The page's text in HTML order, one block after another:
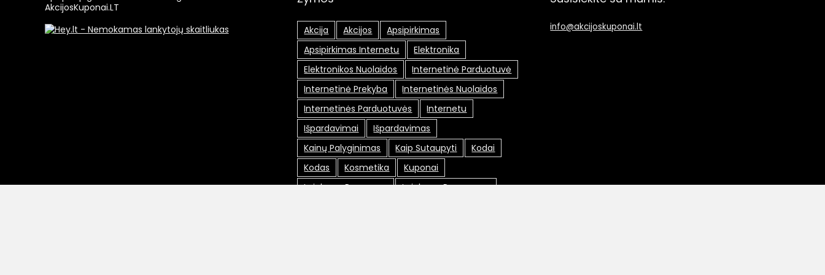
AkcijosKuponai.LT
Akcija Akcijos
Apsipirkimas
Apsipirkimas Internetu
Elektronika
Elektronikos Nuolaidos
Internetinė Parduotuvė
Internetinė Prekyba
Internetinės Nuolaidos
Internetinės Parduotuvės
Internetu
Išpardavimai
Išpardavimas
Kainų Palyginimas
Kaip Sutaupyti
Kodai
Kodas
Kosmetika
Kuponai
Lojalumo Programa
Lojalumo Programos
info@akcijoskuponai.lt